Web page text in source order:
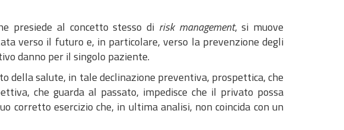
presiede al concetto stesso di risk management, si muove
verso il futuro e, in particolare, verso la prevenzione degli
danno per il singolo paziente.
della salute, in tale declinazione preventiva, prospettica, che
che guarda al passato, impedisce che il privato possa
corretto esercizio che, in ultima analisi, non coincida con un